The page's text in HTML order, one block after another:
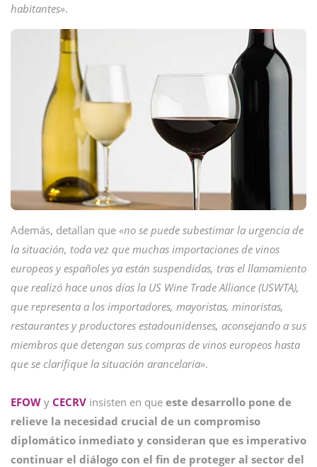
habitantes».
Además, detallan que «no se puede subestimar la urgencia de
la situación, toda vez que muchas importaciones de vinos
europeos y españoles ya están suspendidas, tras el llamamiento
que realizó hace unos días la US Wine Trade Alliance (USWTA),
que representa a los importadores, mayoristas, minoristas,
restaurantes y productores estadounidenses, aconsejando a sus
miembros que detengan sus compras de vinos europeos hasta
que se clarifique la situación arancelaria».
EFOW y CECRV insisten en que este desarrollo pone de
relieve la necesidad crucial de un compromiso
diplomático inmediato y consideran que es imperativo
continuar el diálogo con el fin de proteger al sector del